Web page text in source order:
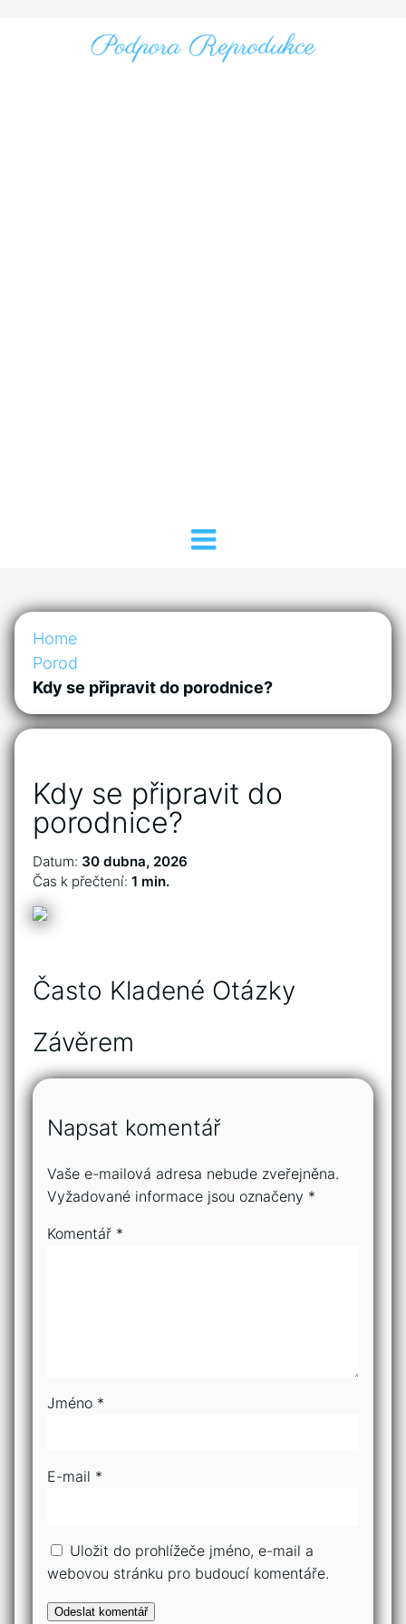
Home
Porod
Kdy se připravit do porodnice?
Kdy se připravit do
porodnice?
Datum: 30 dubna, 2026
Čas k přečtení: 1 min.
Často Kladené Otázky
Závěrem
Napsat komentář
Vaše e-mailová adresa nebude zveřejněna.
Vyžadované informace jsou označeny *
Komentář *
Jméno *
E-mail *
Uložit do prohlížeče jméno, e-mail a
webovou stránku pro budoucí komentáře.